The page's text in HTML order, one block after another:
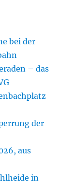
bei der
– das
der
aus
in